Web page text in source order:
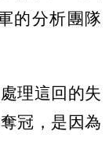
的分析團隊
理這回的失
冠，是因為